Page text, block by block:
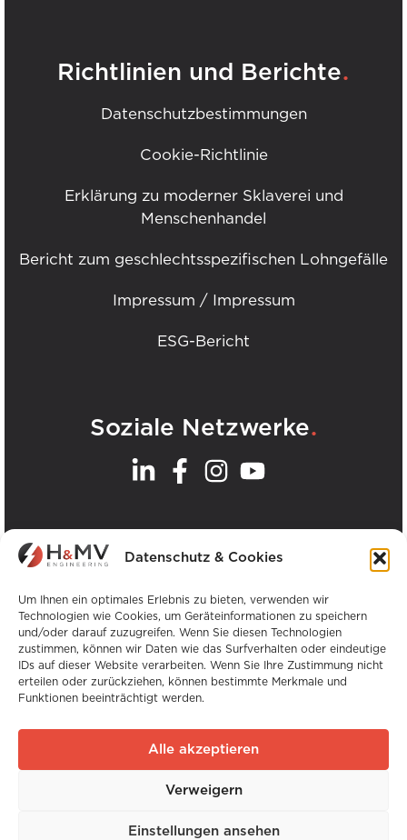
Datenschutz & Cookies
Um Ihnen ein optimales Erlebnis zu bieten, verwenden wir
Technologien wie Cookies, um Geräteinformationen zu speichern
und/oder darauf zuzugreifen. Wenn Sie diesen Technologien
zustimmen, können wir Daten wie das Surfverhalten oder eindeutige
IDs auf dieser Website verarbeiten. Wenn Sie Ihre Zustimmung nicht
erteilen oder zurückziehen, können bestimmte Merkmale und
Funktionen beeinträchtigt werden.
Alle akzeptieren
Verweigern
Einstellungen ansehen
Richtlinien und Berichte.
Datenschutzbestimmungen
Cookie-Richtlinie
Erklärung zu moderner Sklaverei und
Menschenhandel
Bericht zum geschlechtsspezifischen Lohngefälle
Impressum / Impressum
ESG-Bericht
Soziale Netzwerke.
Unsere Büros .
Urheberrecht © H&MV Engineering. Alle Rechte
vorbehalten.
Website von Avalanche